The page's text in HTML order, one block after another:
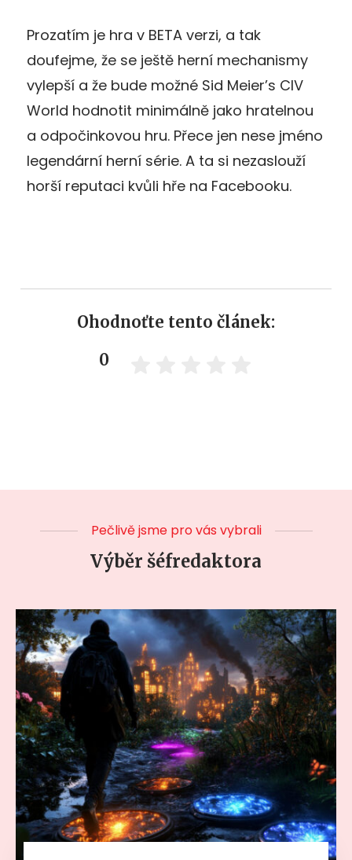
Prozatím je hra v BETA verzi, a tak
doufejme, že se ještě herní mechanismy
vylepší a že bude možné Sid Meier’s CIV
World hodnotit minimálně jako hratelnou
a odpočinkovou hru. Přece jen nese jméno
legendární herní série. A ta si nezaslouží
horší reputaci kvůli hře na Facebooku.
Ohodnoťte tento článek:
0
Pečlivě jsme pro vás vybrali
Výběr šéfredaktora